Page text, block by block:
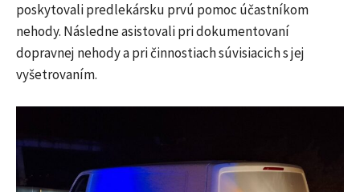
poskytovali predlekársku prvú pomoc účastníkom
nehody. Následne asistovali pri dokumentovaní
dopravnej nehody a pri činnostiach súvisiacich s jej
vyšetrovaním.